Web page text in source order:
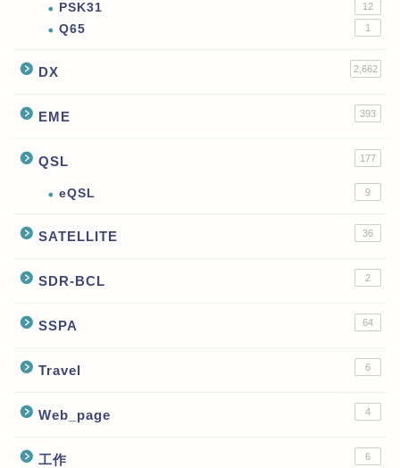
PSK31 12
Q65 1
DX 2,662
EME 393
QSL 177
eQSL 9
SATELLITE 36
SDR-BCL 2
SSPA 64
Travel 6
Web_page 4
工作 6